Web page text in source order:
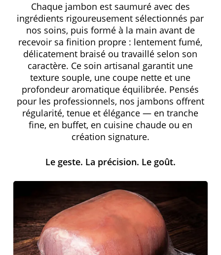
Chaque jambon est saumuré avec des
ingrédients rigoureusement sélectionnés par
nos soins, puis formé à la main avant de
recevoir sa finition propre : lentement fumé,
délicatement braisé ou travaillé selon son
caractère. Ce soin artisanal garantit une
texture souple, une coupe nette et une
profondeur aromatique équilibrée. Pensés
pour les professionnels, nos jambons offrent
régularité, tenue et élégance — en tranche
fine, en buffet, en cuisine chaude ou en
création signature.
Le geste. La précision. Le goût.